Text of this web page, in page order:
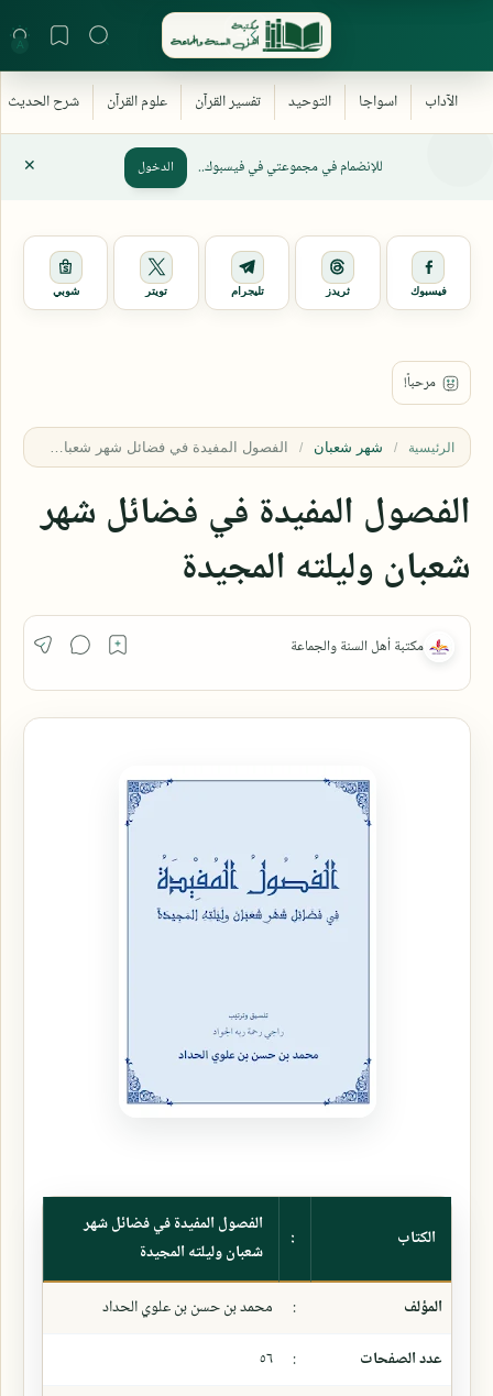
للإنضمام في مجموعتي في فيسبوك.. الدخول
فيسبوك ثريدز تليجرام تويتر شوبي
الرئيسية شهر شعبان
الفصول المفيدة في فضائل شهر
شعبان وليلته المجيدة
الكتاب :
الفصول المفيدة في فضائل شهر
شعبان وليلته المجيدة
المؤلف
:
محمد بن حسن بن علوي الحداد
عدد الصفحات
:
٥٦